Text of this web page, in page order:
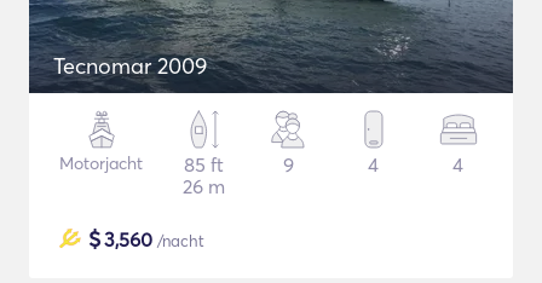
Tecnomar 2009
Motorjacht
85 ft
26 m
9 4 4
$3,560 /nacht